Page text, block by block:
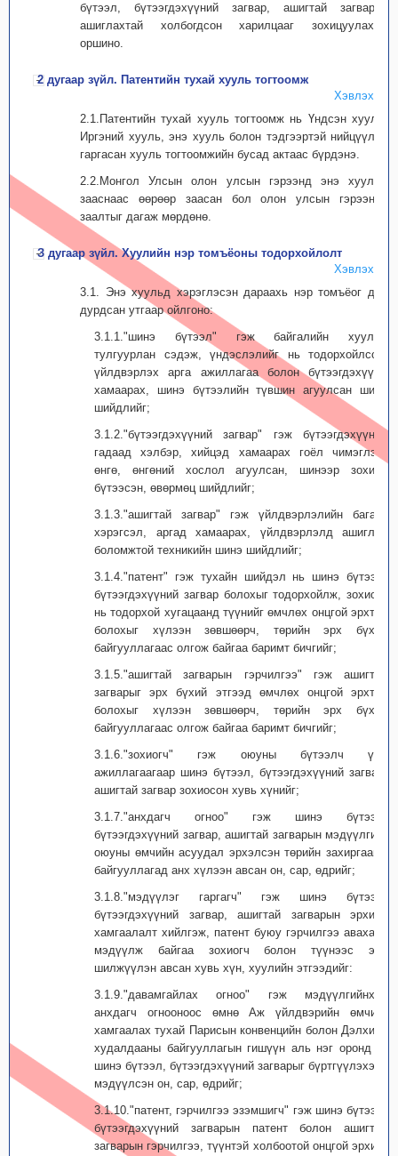
бүтээл, бүтээгдэхүүний загвар, ашигтай загварыг
ашиглахтай холбогдсон харилцааг зохицуулахад
оршино.
2 дугаар зүйл. Патентийн тухай хууль тогтоомж
Хэвлэх
2.1.Патентийн тухай хууль тогтоомж нь Үндсэн хууль,
Иргэний хууль, энэ хууль болон тэдгээртэй нийцүүлэн
гаргасан хууль тогтоомжийн бусад актаас бүрдэнэ.
2.2.Монгол Улсын олон улсын гэрээнд энэ хуульд
зааснаас өөрөөр заасан бол олон улсын гэрээний
заалтыг дагаж мөрдөнө.
З дугаар зүйл. Хуулийн нэр томъёоны тодорхойлолт
Хэвлэх
3.1. Энэ хуульд хэрэглэсэн дараахь нэр томъёог дор
дурдсан утгаар ойлгоно:
3.1.1."шинэ бүтээл" гэж байгалийн хуульд
тулгуурлан сэдэж, үндэслэлийг нь тодорхойлсон,
үйлдвэрлэх арга ажиллагаа болон бүтээгдэхүүнд
хамаарах, шинэ бүтээлийн түвшин агуулсан шинэ
шийдлийг;
3.1.2."бүтээгдэхүүний загвар" гэж бүтээгдэхүүний
гадаад хэлбэр, хийцэд хамаарах гоёл чимэглэл,
өнгө, өнгөний хослол агуулсан, шинээр зохион
бүтээсэн, өвөрмөц шийдлийг;
3.1.3."ашигтай загвар" гэж үйлдвэрлэлийн багаж,
хэрэгсэл, аргад хамаарах, үйлдвэрлэлд ашиглах
боломжтой техникийн шинэ шийдлийг;
3.1.4."патент" гэж тухайн шийдэл нь шинэ бүтээл,
бүтээгдэхүүний загвар болохыг тодорхойлж, зохиогч
нь тодорхой хугацаанд түүнийг өмчлөх онцгой эрхтэй
болохыг хүлээн зөвшөөрч, төрийн эрх бүхий
байгууллагаас олгож байгаа баримт бичгийг;
3.1.5."ашигтай загварын гэрчилгээ" гэж ашигтай
загварыг эрх бүхий этгээд өмчлөх онцгой эрхтэй
болохыг хүлээн зөвшөөрч, төрийн эрх бүхий
байгууллагаас олгож байгаа баримт бичгийг;
3.1.6."зохиогч" гэж оюуны бүтээлч үйл
ажиллагаагаар шинэ бүтээл, бүтээгдэхүүний загвар,
ашигтай загвар зохиосон хувь хүнийг;
3.1.7."анхдагч огноо" гэж шинэ бүтээл,
бүтээгдэхүүний загвар, ашигтай загварын мэдүүлгийг
оюуны өмчийн асуудал эрхэлсэн төрийн захиргааны
байгууллагад анх хүлээн авсан он, сар, өдрийг;
3.1.8."мэдүүлэг гаргагч" гэж шинэ бүтээл,
бүтээгдэхүүний загвар, ашигтай загварын эрхийн
хамгаалалт хийлгэж, патент буюу гэрчилгээ авахаар
мэдүүлж байгаа зохиогч болон түүнээс эрх
шилжүүлэн авсан хувь хүн, хуулийн этгээдийг:
3.1.9."давамгайлах огноо" гэж мэдүүлгийнхээ
анхдагч огнооноос өмнө Аж үйлдвэрийн өмчийг
хамгаалах тухай Парисын конвенцийн болон Дэлхийн
худалдааны байгууллагын гишүүн аль нэг оронд уг
шинэ бүтээл, бүтээгдэхүүний загварыг бүртгүүлэхээр
мэдүүлсэн он, сар, өдрийг;
3.1.10."патент, гэрчилгээ эзэмшигч" гэж шинэ бүтээл,
бүтээгдэхүүний загварын патент болон ашигтай
загварын гэрчилгээ, түүнтэй холбоотой онцгой эрхийг